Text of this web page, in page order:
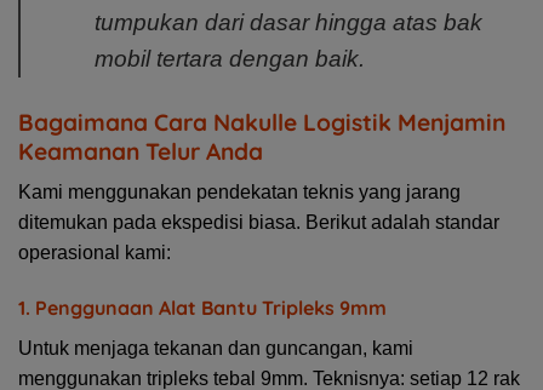
tumpukan dari dasar hingga atas bak
mobil tertara dengan baik.
Bagaimana Cara Nakulle Logistik Menjamin
Keamanan Telur Anda
Kami menggunakan pendekatan teknis yang jarang
ditemukan pada ekspedisi biasa. Berikut adalah standar
operasional kami:
1. Penggunaan Alat Bantu Tripleks 9mm
Untuk menjaga tekanan dan guncangan, kami
menggunakan tripleks tebal 9mm. Teknisnya: setiap 12 rak